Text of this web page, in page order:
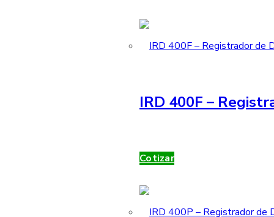
IRD 400F –
Cotizar